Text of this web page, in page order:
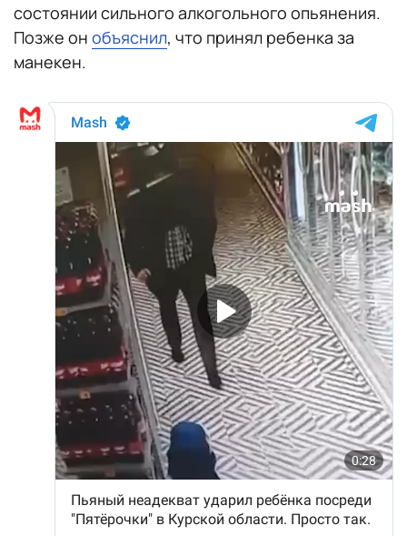
состоянии сильного алкогольного опьянения.
Позже он объяснил, что принял ребенка за
манекен.